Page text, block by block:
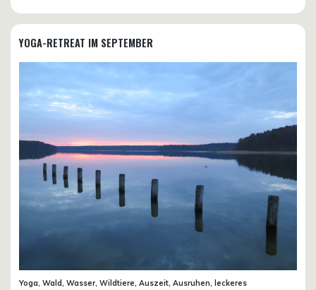
YOGA-RETREAT IM SEPTEMBER
Yoga, Wald, Wasser, Wildtiere, Auszeit, Ausruhen, leckeres